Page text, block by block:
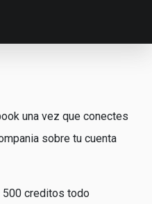
una vez que conectes
sobre tu cuenta
500 creditos todo